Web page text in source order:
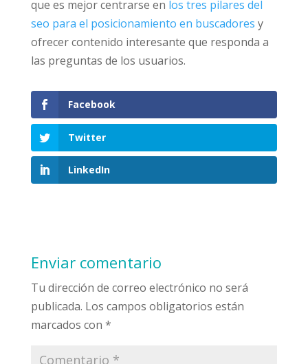
que es mejor centrarse en los tres pilares del
seo para el posicionamiento en buscadores y
ofrecer contenido interesante que responda a
las preguntas de los usuarios.
Facebook
Twitter
LinkedIn
Enviar comentario
Tu dirección de correo electrónico no será
publicada. Los campos obligatorios están
marcados con *